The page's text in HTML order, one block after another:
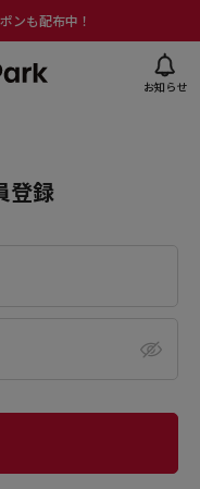
ンも配布中！
お知らせ
登録